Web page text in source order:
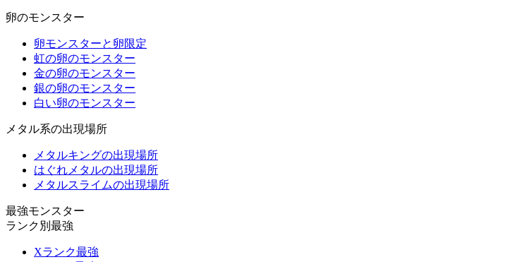
卵のモンスター
卵モンスターと卵限定
虹の卵のモンスター
金の卵のモンスター
銀の卵のモンスター
白い卵のモンスター
メタル系の出現場所
メタルキングの出現場所
はぐれメタルの出現場所
メタルスライムの出現場所
最強モンスター
ランク別最強
Xランク最強